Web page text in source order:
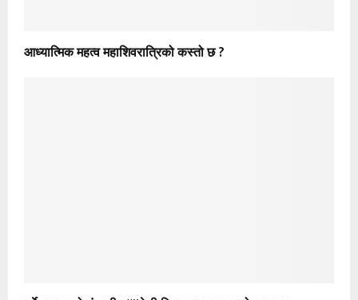
आध्यात्मिक महत्व महाशिवरात्रिको कस्तो छ ?